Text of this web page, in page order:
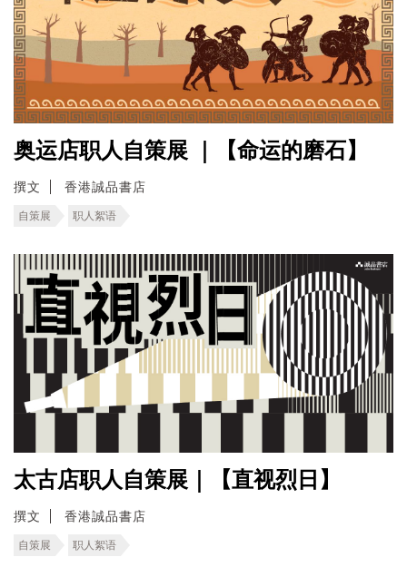
奥运店职人自策展 ｜【命运的磨石】
撰文 香港誠品書店
自策展 职人絮语
太古店职人自策展｜【直视烈日】
撰文 香港誠品書店
自策展 职人絮语